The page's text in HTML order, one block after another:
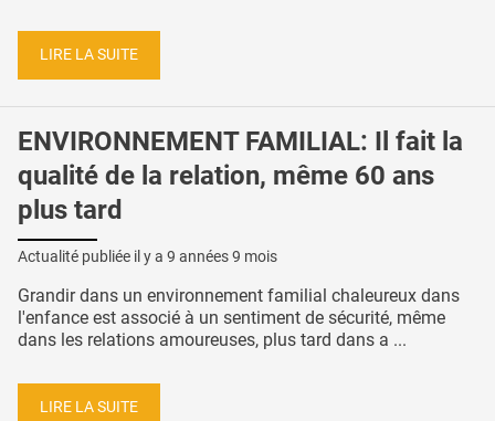
LIRE LA SUITE
ENVIRONNEMENT FAMILIAL: Il fait la
qualité de la relation, même 60 ans
plus tard
Actualité publiée il y a 9 années 9 mois
Grandir dans un environnement familial chaleureux dans
l'enfance est associé à un sentiment de sécurité, même
dans les relations amoureuses, plus tard dans a ...
LIRE LA SUITE